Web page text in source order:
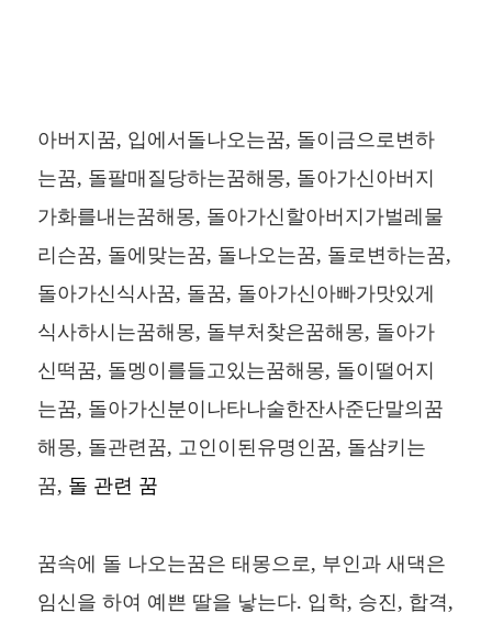
아버지꿈, 입에서돌나오는꿈, 돌이금으로변하
는꿈, 돌팔매질당하는꿈해몽, 돌아가신아버지
가화를내는꿈해몽, 돌아가신할아버지가벌레물
리슨꿈, 돌에맞는꿈, 돌나오는꿈, 돌로변하는꿈,
돌아가신식사꿈, 돌꿈, 돌아가신아빠가맛있게
식사하시는꿈해몽, 돌부처찾은꿈해몽, 돌아가
신떡꿈, 돌멩이를들고있는꿈해몽, 돌이떨어지
는꿈, 돌아가신분이나타나술한잔사준단말의꿈
해몽, 돌관련꿈, 고인이된유명인꿈, 돌삼키는
꿈, 돌 관련 꿈
꿈속에 돌 나오는꿈은 태몽으로, 부인과 새댁은
임신을 하여 예쁜 딸을 낳는다. 입학, 승진, 합격,